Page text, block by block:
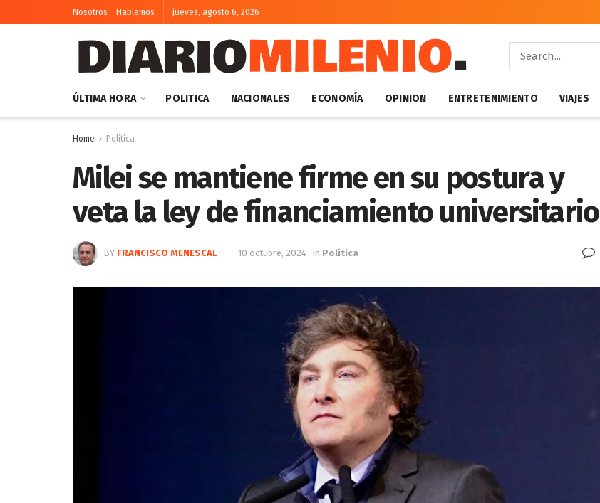
Nosotros Hablemos jueves, agosto 6, 2026
ÚLTIMA HORA POLITICA NACIONALES ECONOMÍA OPINION ENTRETENIMIENTO VIAJES
Home Politica
Milei se mantiene firme en su postura y
veta la ley de financiamiento universitario
BY FRANCISCO MENESCAL 10 octubre, 2024 in Politica